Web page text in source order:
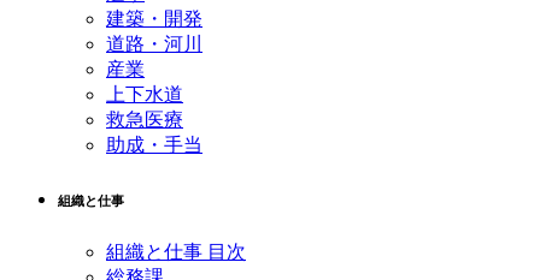
建築・開発
道路・河川
産業
上下水道
救急医療
助成・手当
組織と仕事
組織と仕事 目次